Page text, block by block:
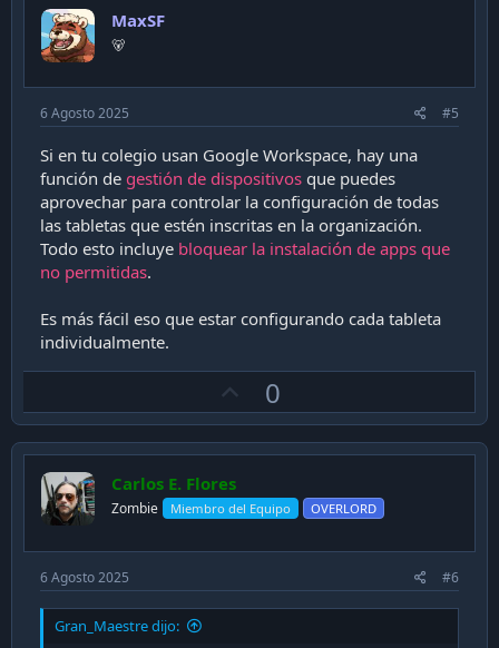
MaxSF
🐻
6 Agosto 2025 #5
Si en tu colegio usan Google Workspace, hay una
función de gestión de dispositivos que puedes
aprovechar para controlar la configuración de todas
las tabletas que estén inscritas en la organización.
Todo esto incluye bloquear la instalación de apps que
no permitidas.
Es más fácil eso que estar configurando cada tableta
individualmente.
p
v
t
e
0
Carlos E. Flores
Zombie Miembro del Equipo OVERLORD
6 Agosto 2025 #6
Gran_Maestre dijo: